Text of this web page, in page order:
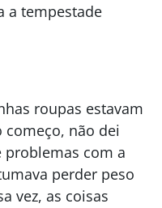
a tempestade
roupas estavam
começo, não dei
com a
perder peso
vez, as coisas